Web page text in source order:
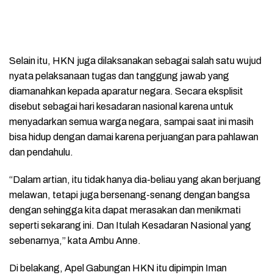
Selain itu, HKN juga dilaksanakan sebagai salah satu wujud
nyata pelaksanaan tugas dan tanggung jawab yang
diamanahkan kepada aparatur negara. Secara eksplisit
disebut sebagai hari kesadaran nasional karena untuk
menyadarkan semua warga negara, sampai saat ini masih
bisa hidup dengan damai karena perjuangan para pahlawan
dan pendahulu.
“Dalam artian, itu tidak hanya dia-beliau yang akan berjuang
melawan, tetapi juga bersenang-senang dengan bangsa
dengan sehingga kita dapat merasakan dan menikmati
seperti sekarang ini. Dan Itulah Kesadaran Nasional yang
sebenarnya,” kata Ambu Anne.
Di belakang, Apel Gabungan HKN itu dipimpin Iman